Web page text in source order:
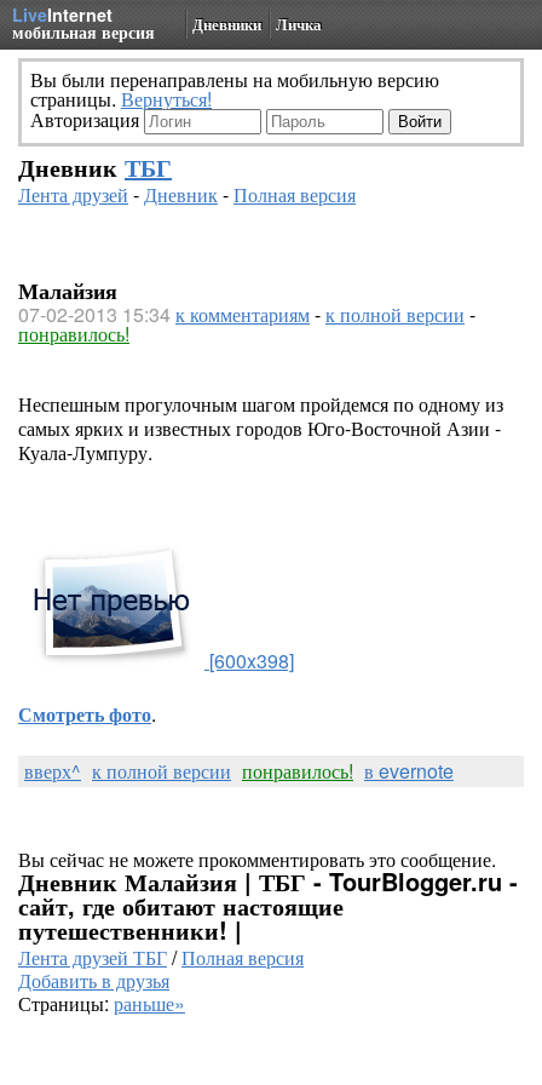
LiveInternet
мобильная версия Дневники Личка
Вы были перенаправлены на мобильную версию
страницы. Вернуться!
Авторизация
Дневник ТБГ
Лента друзей -Дневник-Полная версия
Малайзия
07-02-2013 15:34к комментариям-к полной версии -
понравилось!
Неспешным прогулочным шагом пройдемся по одному из
самых ярких и известных городов Юго-Восточной Азии -
Куала-Лумпуру.
[600x398]
Смотреть фото.
вверх^ к полной версии понравилось! в evernote
Вы сейчас не можете прокомментировать это сообщение.
Дневник Малайзия | ТБГ - TourBlogger.ru -
сайт, где обитают настоящие
путешественники! |
Лента друзей ТБГ/Полная версия
Добавить в друзья
Страницы: раньше»